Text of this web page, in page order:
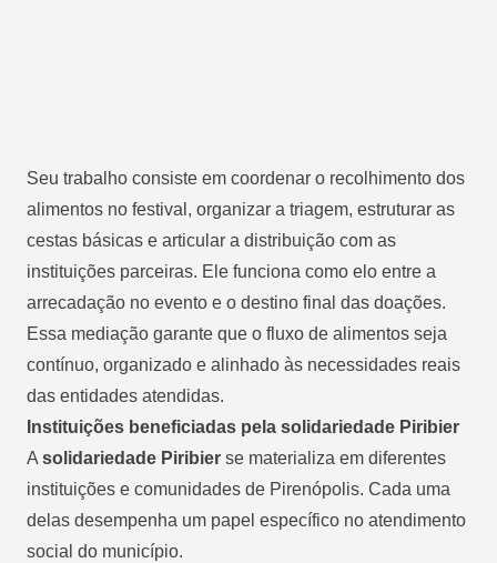
Seu trabalho consiste em coordenar o recolhimento dos
alimentos no festival, organizar a triagem, estruturar as
cestas básicas e articular a distribuição com as
instituições parceiras. Ele funciona como elo entre a
arrecadação no evento e o destino final das doações.
Essa mediação garante que o fluxo de alimentos seja
contínuo, organizado e alinhado às necessidades reais
das entidades atendidas.
Instituições beneficiadas pela solidariedade Piribier
A solidariedade Piribier se materializa em diferentes
instituições e comunidades de Pirenópolis. Cada uma
delas desempenha um papel específico no atendimento
social do município.